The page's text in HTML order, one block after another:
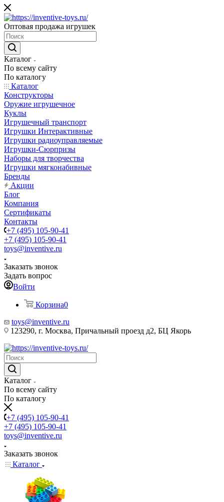
Оптовая продажа игрушек
Каталог
По всему сайту
По каталогу
Каталог
Конструкторы
Оружие игрушечное
Куклы
Игрушечный транспорт
Игрушки Интерактивные
Игрушки радиоуправляемые
Игрушки-Сюрпризы
Наборы для творчества
Игрушки мягконабивные
Бренды
Акции
Блог
Компания
Сертификаты
Контакты
+7 (495) 105-90-41
+7 (495) 105-90-41
toys@inventive.ru
Заказать звонок
Задать вопрос
Войти
Корзина0
toys@inventive.ru
123290, г. Москва, Причальный проезд д2, БЦ Якорь
Каталог
По всему сайту
По каталогу
+7 (495) 105-90-41
+7 (495) 105-90-41
toys@inventive.ru
Заказать звонок
Каталог